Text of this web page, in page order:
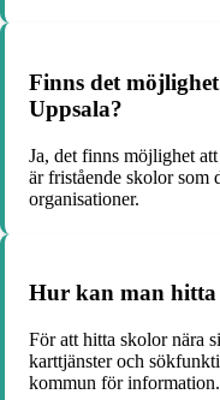
Finns det
Uppsala?
Ja, det finns möjlighet
är fristående skolor som
organisationer.
Hur kan man hitta
För att hitta skolor nära
karttjänster och
kommun för information.